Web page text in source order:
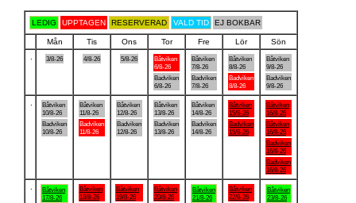
LEDIG UPPTAGEN RESERVERAD VALD TID EJ BOKBAR
Mån Tis Ons Tor Fre Lör
Sön
3/8-26 4/8-26 5/8-26
Båtviken
6/8-26
Badviken
6/8-26
Båtviken
7/8-26
Badviken
7/8-26
Båtviken
8/8-26
Badviken
8/8-26
Båtviken
9/8-26
Badviken
9/8-26
Båtviken
10/8-26
Badviken
10/8-26
Båtviken
11/8-26
Badviken
11/8-26
Båtviken
12/8-26
Badviken
12/8-26
Båtviken
13/8-26
Badviken
13/8-26
Båtviken
14/8-26
Badviken
14/8-26
Båtviken
15/8-26
Badviken
15/8-26
Båtviken
16/8-26
Båtviken
16/8-26
Badviken
16/8-26
Badviken
16/8-26
Båtviken
17/8-26
Båtviken
18/8-26
Båtviken
19/8-26
Båtviken
20/8-26
Båtviken
21/8-26
Båtviken
22/8-26
Båtviken
23/8-26